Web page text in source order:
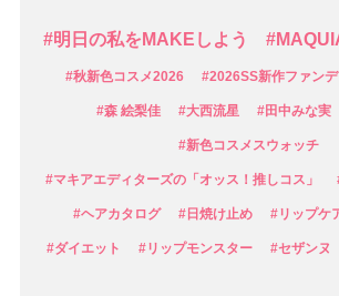
#明日の私をMAKEしよう
#秋新色コスメ2026 #2026SS新作ファン
#森 絵梨佳 #大西流星 #田中みな実
#新色コスメスウォッチ
#マキアエディターズの「オッス！推しコス」
#ヘアカタログ #日焼け止め #リップケ
#ダイエット #リップモンスター #セザンヌ